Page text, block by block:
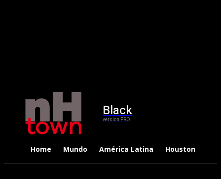
Black
version PRO
Home Mundo América Latina Houston